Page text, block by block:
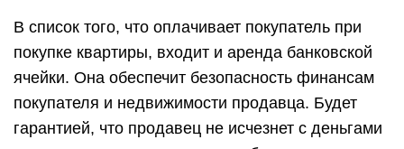
В список того, что оплачивает покупатель при
покупке квартиры, входит и аренда банковской
ячейки. Она обеспечит безопасность финансам
покупателя и недвижимости продавца. Будет
гарантией, что продавец не исчезнет с деньгами